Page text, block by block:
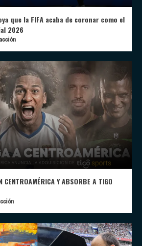
que la FIFA acaba de coronar como el
2026
CENTROAMÉRICA Y ABSORBE A TIGO